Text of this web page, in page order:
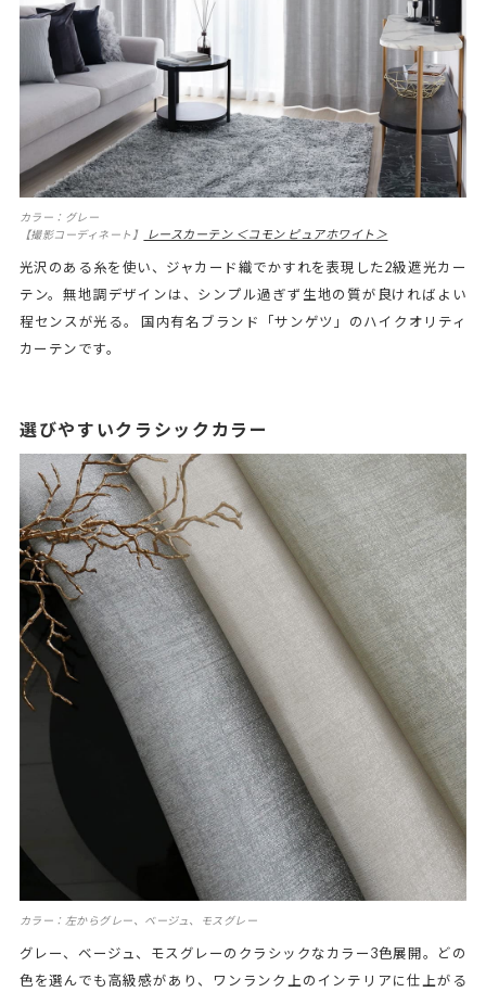
カラー：グレー
【撮影コーディネート】
レースカーテン ＜コモン ピュアホワイト＞
光沢のある糸を使い、ジャカード織でかすれを表現した2級遮光カー
テン。無地調デザインは、シンプル過ぎず生地の質が良ければよい
程センスが光る。 国内有名ブランド「サンゲツ」のハイクオリティ
カーテンです。
選びやすいクラシックカラー
カラー：左からグレー、ベージュ、モスグレー
グレー、ベージュ、モスグレーのクラシックなカラー3色展開。どの
色を選んでも高級感があり、ワンランク上のインテリアに仕上がる